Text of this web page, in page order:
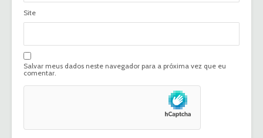
Site
Salvar meus dados neste navegador para a próxima vez que eu
comentar.